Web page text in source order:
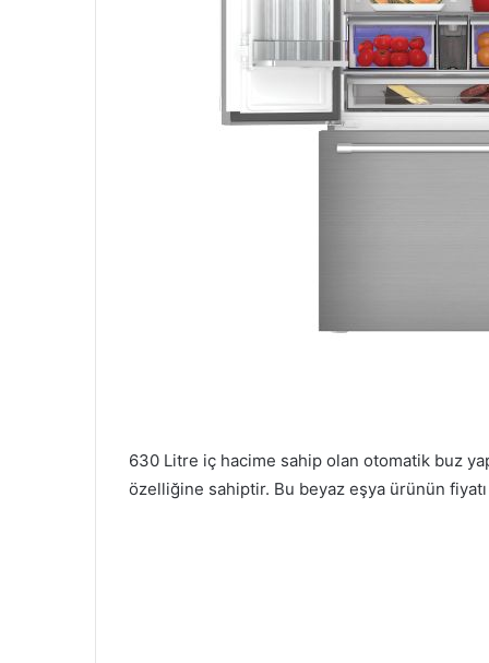
630 Litre iç hacime sahip olan otomatik buz
özelliğine sahiptir. Bu beyaz eşya ürünün fiyatı